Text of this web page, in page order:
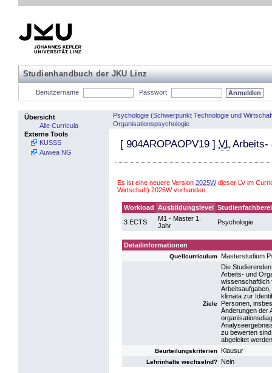
Studienhandbuch der JKU Linz
Benutzername Passwort
Übersicht
Alle Curricula
Externe Tools
KUSSS
Auwea NG
Psychologie (Schwerpunkt Technologie und
Organisationspsychologie
[ 904AROPAOPV19 ] VLArbeits-
Es ist eine neuere Version 2025Wdieser LV im
Wirtschaft) 2026W vorhanden.
Workload Ausbildungslevel
3 ECTS
M1 - Master 1.
Jahr
Psychologie
Detailinformationen
Quellcurriculum Masterstudium
Ziele
Die
Arbeits- und
wissenschaftlich
klimata zur
Personen,
Änderungen der
zu bewerten
abgeleitet
Beurteilungskriterien Klausur
Lehrinhalte wechselnd? Nein